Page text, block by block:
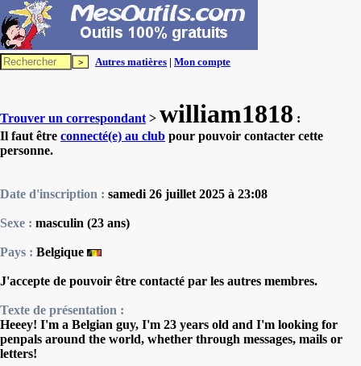
Autres matières | Mon compte
Trouver un correspondant > william1818 :
Il faut être connecté(e) au club pour pouvoir contacter cette
personne.
Date d'inscription : samedi 26 juillet 2025 à 23:08
Sexe : masculin (23 ans)
Pays : Belgique
J'accepte de pouvoir être contacté par les autres membres.
Texte de présentation :
Heeey! I'm a Belgian guy, I'm 23 years old and I'm looking for
penpals around the world, whether through messages, mails or
letters!